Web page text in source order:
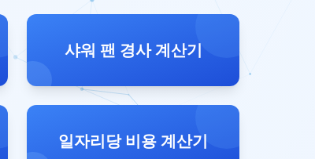
샤워 팬 경사 계산기
일자리당 비용 계산기